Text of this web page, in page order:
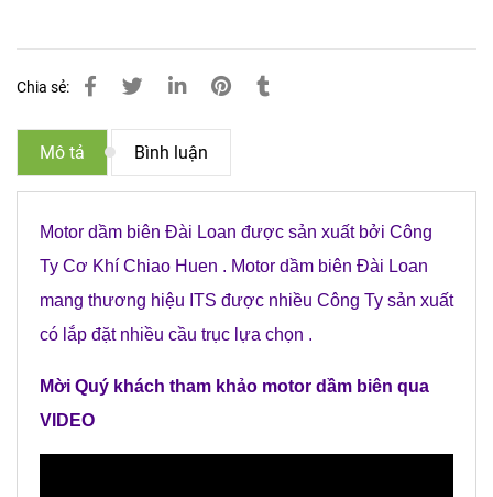
Chia sẻ:
Mô tả Bình luận
Motor dầm biên Đài Loan được sản xuất bởi Công
Ty Cơ Khí Chiao Huen . Motor dầm biên Đài Loan
mang thương hiệu ITS được nhiều Công Ty sản xuất
có lắp đặt nhiều cầu trục lựa chọn .
Mời Quý khách tham khảo motor dầm biên qua
VIDEO